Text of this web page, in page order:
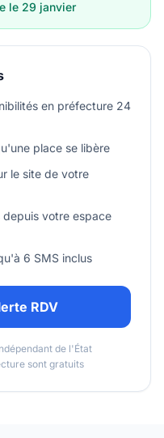
le 29 janvier
en préfecture 24
place se libère
le site de votre
votre espace
6 SMS inclus
RDV
de l'État
sont gratuits